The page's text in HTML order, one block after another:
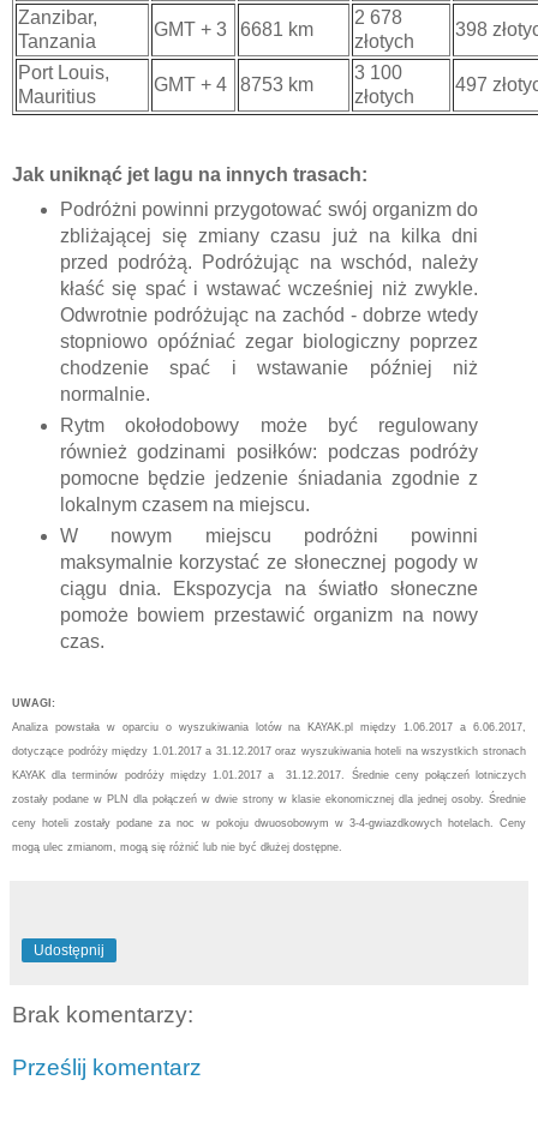
Zanzibar,
Tanzania
GMT + 3 6681 km
2 678
złotych
398
Port Louis,
Mauritius
GMT + 4 8753 km
3 100
złotych
497
Jak uniknąć jet lagu na innych trasach:
Podróżni powinni przygotować swój organizm do
zbliżającej się zmiany czasu już na kilka dni
przed podróżą. Podróżując na wschód, należy
kłaść się spać i wstawać wcześniej niż zwykle.
Odwrotnie podróżując na zachód - dobrze wtedy
stopniowo opóźniać zegar biologiczny poprzez
chodzenie spać i wstawanie później niż
normalnie.
Rytm okołodobowy może być regulowany
również godzinami posiłków: podczas podróży
pomocne będzie jedzenie śniadania zgodnie z
lokalnym czasem na miejscu.
W nowym miejscu podróżni powinni
maksymalnie korzystać ze słonecznej pogody w
ciągu dnia. Ekspozycja na światło słoneczne
pomoże bowiem przestawić organizm na nowy
czas.
UWAGI:
Analiza powstała w oparciu o wyszukiwania lotów na KAYAK.pl między 1.06.2017 a 6.06.2017,
dotyczące podróży między 1.01.2017 a 31.12.2017 oraz wyszukiwania hoteli na wszystkich stronach
KAYAK dla terminów podróży między 1.01.2017 a 31.12.2017. Średnie ceny połączeń lotniczych
zostały podane w PLN dla połączeń w dwie strony w klasie ekonomicznej dla jednej osoby. Średnie
ceny hoteli zostały podane za noc w pokoju dwuosobowym w 3-4-gwiazdkowych hotelach. Ceny
mogą ulec zmianom, mogą się różnić lub nie być dłużej dostępne.
Udostępnij
Brak komentarzy:
Prześlij komentarz